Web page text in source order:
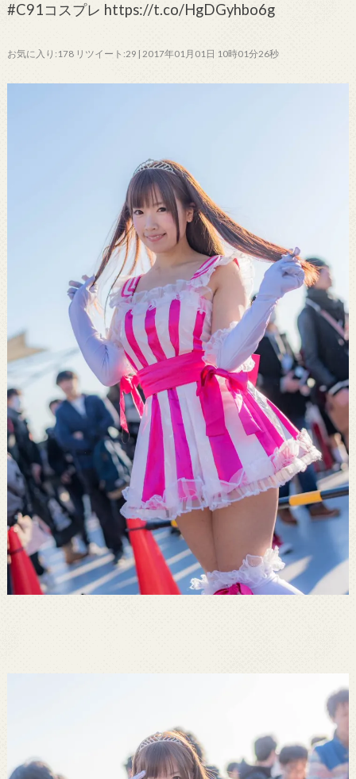
#C91コスプレ https://t.co/HgDGyhbo6g
お気に入り:178 リツイート:29 | 2017年01月01日 10時01分26秒